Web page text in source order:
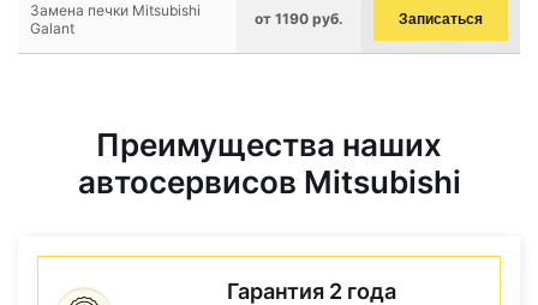
Замена печки Mitsubishi
Galant
от 1190 руб. Записаться
Преимущества наших
автосервисов Mitsubishi
Гарантия 2 года